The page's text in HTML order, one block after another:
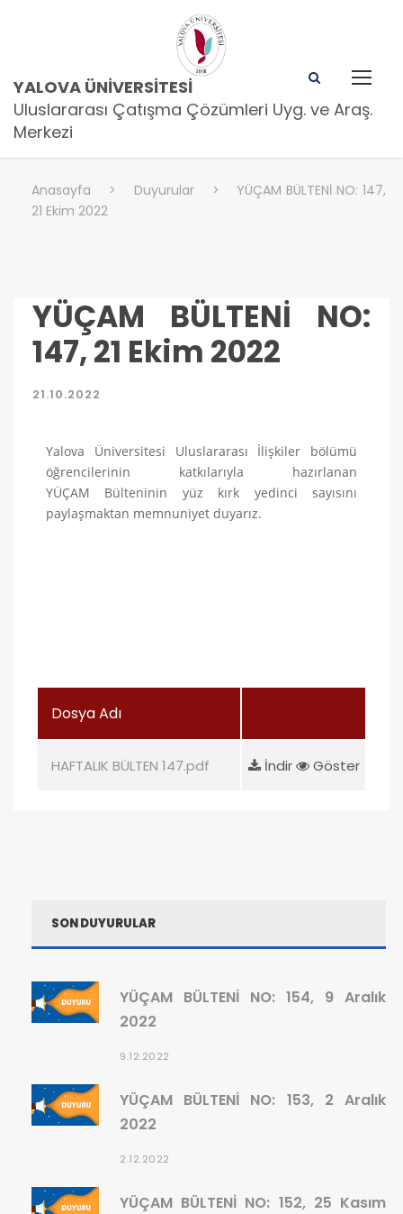
YALOVA ÜNIVERSITESI
Uluslararası Çatışma Çözümleri Uyg. ve Araş.
Merkezi
Anasayfa > Duyurular >
YÜÇAM BÜLTENİ NO: 147,
21 Ekim 2022
YÜÇAM BÜLTENİ NO:
147, 21 Ekim 2022
21.10.2022
Yalova Üniversitesi Uluslararası İlişkiler bölümü
öğrencilerinin katkılarıyla hazırlanan
YÜÇAM Bülteninin yüz kırk yedinci sayısını
paylaşmaktan memnuniyet duyarız.
Dosya Adı
HAFTALIK BÜLTEN 147.pdf İndir Göster
SON DUYURULAR
YÜÇAM BÜLTENİ NO: 154, 9 Aralık
2022
9.12.2022
YÜÇAM BÜLTENİ NO: 153, 2 Aralık
2022
2.12.2022
YÜÇAM BÜLTENİ NO: 152, 25 Kasım